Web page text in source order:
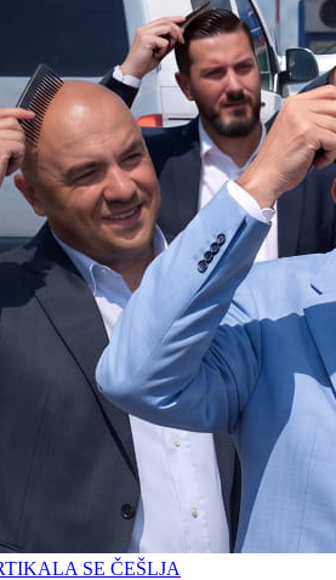
SE ČEŠLJA